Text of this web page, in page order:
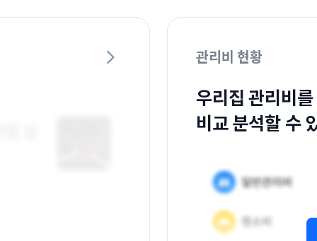
관리비 현황
우리집 관리비
비교 분석할 수